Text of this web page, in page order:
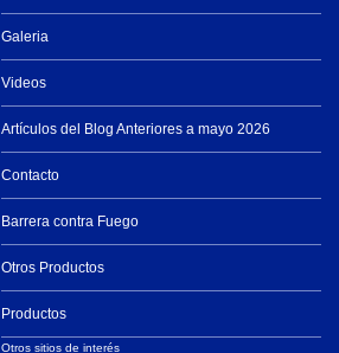
Galeria
Videos
Artículos del Blog Anteriores a mayo 2026
Contacto
Barrera contra Fuego
Otros Productos
Productos
Otros sitios de interés